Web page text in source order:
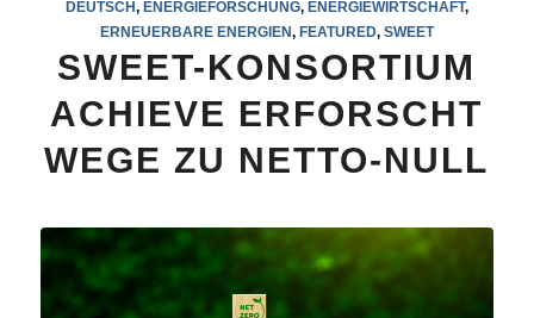
DEUTSCH, ENERGIEFORSCHUNG, ENERGIEWIRTSCHAFT,
ERNEUERBARE ENERGIEN, FEATURED, SWEET
SWEET-KONSORTIUM
ACHIEVE ERFORSCHT
WEGE ZU NETTO-NULL